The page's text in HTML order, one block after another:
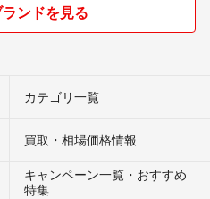
ンドを見る
カテゴリ一覧
買取・相場価格情報
キャンペーン一覧・おすすめ
特集